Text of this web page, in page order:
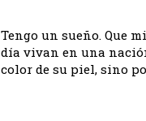
Tengo un sueño. Que
día vivan en una
color de su piel, sino